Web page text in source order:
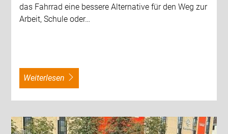
das Fahrrad eine bessere Alternative für den Weg zur
Arbeit, Schule oder…
weiterlesen